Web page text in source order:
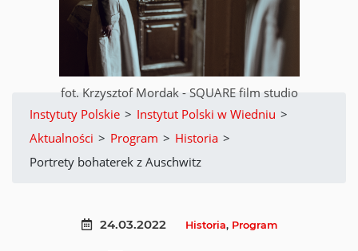
fot. Krzysztof Mordak - SQUARE film studio
Instytuty Polskie > Instytut Polski w Wiedniu >
Aktualności > Program > Historia >
Portrety bohaterek z Auschwitz
24.03.2022 Historia, Program